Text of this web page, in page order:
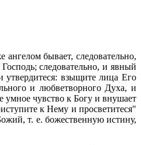
бывает, следовательно,
следовательно, и явный
утвердитеся: взыщите лица Его
и любветворного Духа, и
умное чувство к Богу и внушает
к Нему и просветитеся"
т. е. божественную истину,